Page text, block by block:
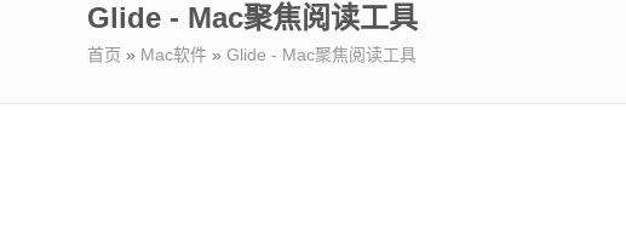
Glide - Mac聚焦阅读工具
首页 » Mac软件 » Glide - Mac聚焦阅读工具